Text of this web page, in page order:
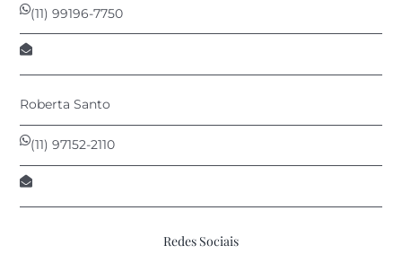
(11) 99196-7750
Roberta Santo
(11) 97152-2110
Redes Sociais